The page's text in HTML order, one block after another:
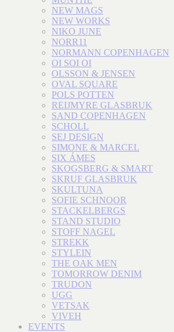
NEW MAGS
NEW WORKS
NIKO JUNE
NORR11
NORMANN COPENHAGEN
OI SOI OI
OLSSON & JENSEN
OVAL SQUARE
POLS POTTEN
REIJMYRE GLASBRUK
SAND COPENHAGEN
SCHOLL
SEJ DESIGN
SIMONE & MARCEL
SIX ÁMES
SKOGSBERG & SMART
SKRUF GLASBRUK
SKULTUNA
SOFIE SCHNOOR
STACKELBERGS
STAND STUDIO
STOFF NAGEL
STREKK
STYLEIN
THE OAK MEN
TOMORROW DENIM
TRUDON
UGG
VETSAK
VIVEH
EVENTS